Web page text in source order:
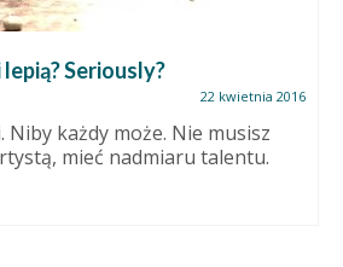
Seriously?
22 kwietnia 2016
Niby każdy może. Nie musisz
mieć nadmiaru talentu.